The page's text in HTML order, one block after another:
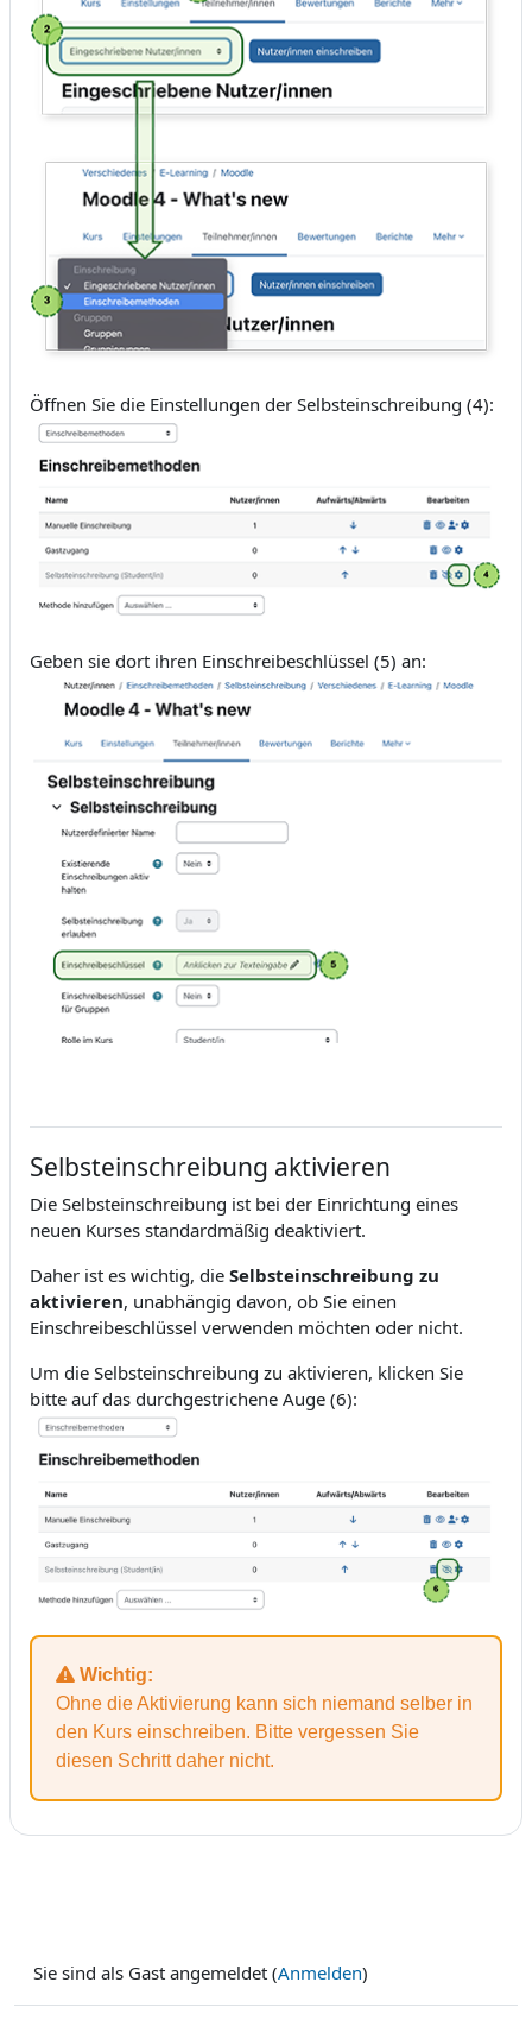
Öffnen Sie die Einstellungen der Selbsteinschreibung (4):
Geben sie dort ihren Einschreibeschlüssel (5) an:
Selbsteinschreibung aktivieren
Die Selbsteinschreibung ist bei der Einrichtung eines
neuen Kurses standardmäßig deaktiviert.
Daher ist es wichtig, die Selbsteinschreibung zu
aktivieren, unabhängig davon, ob Sie einen
Einschreibeschlüssel verwenden möchten oder nicht.
Um die Selbsteinschreibung zu aktivieren, klicken Sie
bitte auf das durchgestrichene Auge (6):
Wichtig:
Ohne die Aktivierung kann sich niemand selber in
den Kurs einschreiben. Bitte vergessen Sie
diesen Schritt daher nicht.
Sie sind als Gast angemeldet (Anmelden)